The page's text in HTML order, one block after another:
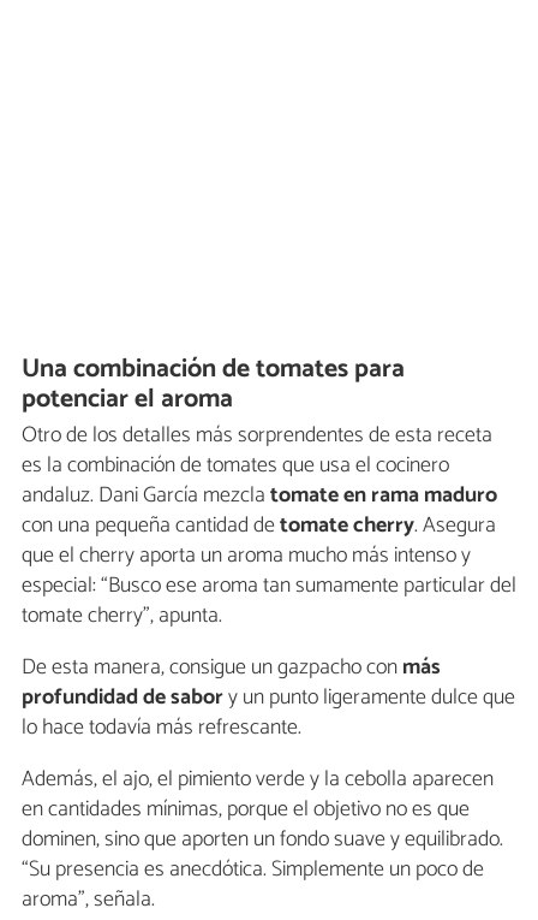
Una combinación de tomates para
potenciar el aroma
Otro de los detalles más sorprendentes de esta receta
es la combinación de tomates que usa el cocinero
andaluz. Dani García mezclatomate en rama maduro
con una pequeña cantidad detomate cherry. Asegura
que el cherry aporta un aroma mucho más intenso y
especial: “Busco ese aroma tan sumamente particular del
tomate cherry”, apunta.
De esta manera, consigue un gazpacho conmás
profundidad de sabory un punto ligeramente dulce que
lo hace todavía más refrescante.
Además, el ajo, el pimiento verde y la cebolla aparecen
en cantidades mínimas, porque el objetivo no es que
dominen, sino que aporten un fondo suave y equilibrado.
“Su presencia es anecdótica. Simplemente un poco de
aroma”, señala.